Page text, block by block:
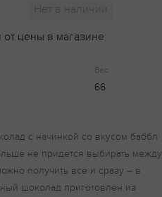
Нет в наличии
от цены в магазине
Вес
66
с начинкой со вкусом баббл
не придется выбирать между
получить все и сразу – в
шоколад приготовлен из